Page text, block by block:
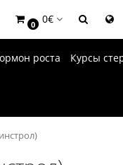
0 0€
роста Курсы